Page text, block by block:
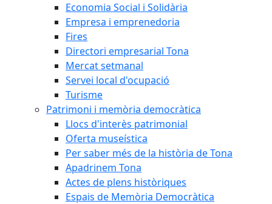
Economia Social i Solidària
Empresa i emprenedoria
Fires
Directori empresarial Tona
Mercat setmanal
Servei local d'ocupació
Turisme
Patrimoni i memòria democràtica
Llocs d'interès patrimonial
Oferta museística
Per saber més de la història de Tona
Apadrinem Tona
Actes de plens històriques
Espais de Memòria Democràtica